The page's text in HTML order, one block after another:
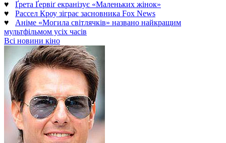
♥ Ґрета Ґервіґ екранізує «Маленьких жінок»
♥ Рассел Кроу зіграє засновника Fox News
♥ Аніме «Могила світлячків» названо найкращим
мультфільмом усіх часів
Всі новини кіно